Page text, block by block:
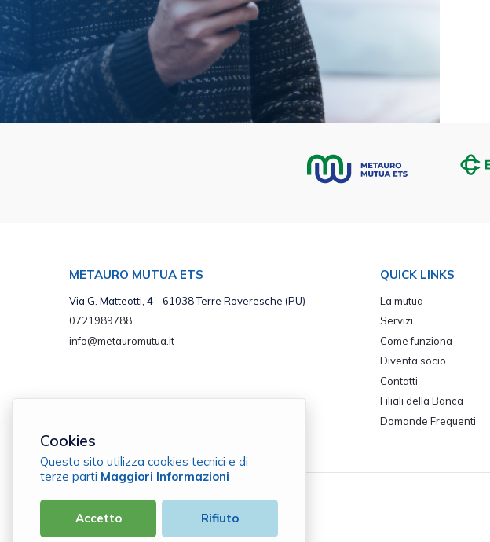
METAURO MUTUA ETS
Via G. Matteotti, 4 - 61038 Terre Roveresche (PU)
0721989788
info@metauromutua.it
QUICK LINKS
La mutua
Servizi
Come funziona
Diventa socio
Contatti
Filiali della Banca
Domande Frequenti
Metauro Mutua ETS
Cookies
Questo sito utilizza cookies tecnici e di
terze parti Maggiori Informazioni
Accetto Rifiuto